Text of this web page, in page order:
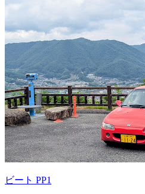
ビート PP1